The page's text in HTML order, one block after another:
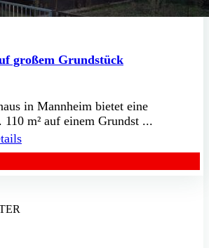
großem Grundstück
in Mannheim bietet eine
m² auf einem Grundst ...